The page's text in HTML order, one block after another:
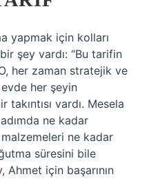
yapmak için kolları
şey vardı: “Bu tarifin
her zaman stratejik ve
evde her şeyin
vardı. Mesela
ne kadar
ne kadar
süresini bile
Ahmet için başarının